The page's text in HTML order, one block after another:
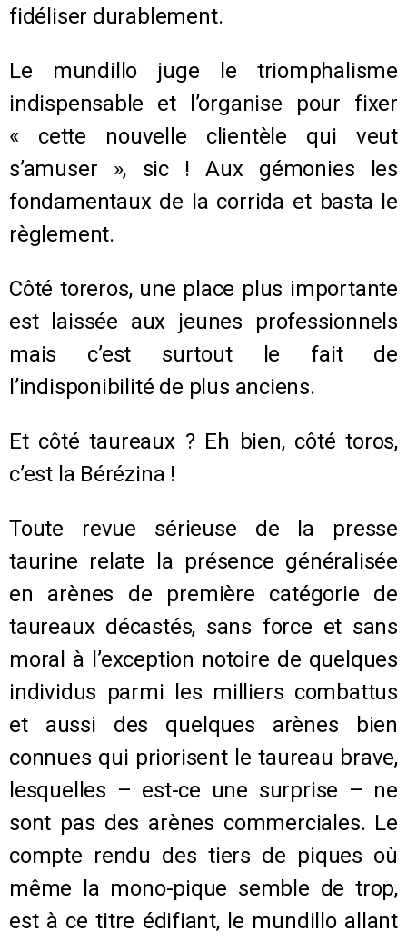
fidéliser durablement.
Le mundillo juge le triomphalisme
indispensable et l’organise pour fixer
« cette nouvelle clientèle qui veut
s’amuser », sic ! Aux gémonies les
fondamentaux de la corrida et basta le
règlement.
Côté toreros, une place plus importante
est laissée aux jeunes professionnels
mais c’est surtout le fait de
l’indisponibilité de plus anciens.
Et côté taureaux ? Eh bien, côté toros,
c’est la Bérézina !
Toute revue sérieuse de la presse
taurine relate la présence généralisée
en arènes de première catégorie de
taureaux décastés, sans force et sans
moral à l’exception notoire de quelques
individus parmi les milliers combattus
et aussi des quelques arènes bien
connues qui priorisent le taureau brave,
lesquelles – est-ce une surprise – ne
sont pas des arènes commerciales. Le
compte rendu des tiers de piques où
même la mono-pique semble de trop,
est à ce titre édifiant, le mundillo allant